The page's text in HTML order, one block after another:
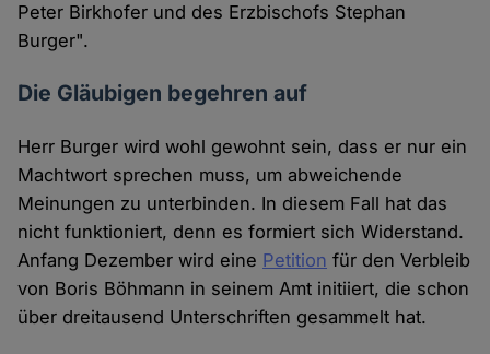
Peter Birkhofer und des Erzbischofs Stephan
Burger".
Die Gläubigen begehren auf
Herr Burger wird wohl gewohnt sein, dass er nur ein
Machtwort sprechen muss, um abweichende
Meinungen zu unterbinden. In diesem Fall hat das
nicht funktioniert, denn es formiert sich Widerstand.
Anfang Dezember wird eine Petition für den Verbleib
von Boris Böhmann in seinem Amt initiiert, die schon
über dreitausend Unterschriften gesammelt hat.